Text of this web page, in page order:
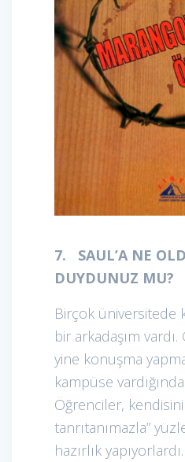
7. SAUL’A NE
DUYDUNUZ MU?
Birçok üniversitede
bir arkadaşım
yine konuşma
kampüse
Öğrenciler,
tanrıtanımazla”
hazırlık